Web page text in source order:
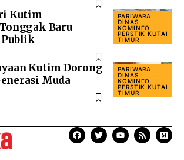
PARIWARA
DINAS
KOMINFO
PERSTIK KUTAI
TIMUR
Kutim
Baru
Publik
PARIWARA
DINAS
KOMINFO
PERSTIK KUTAI
TIMUR
Kutim Dorong
Muda